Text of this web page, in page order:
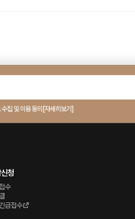
집 및 이용 동의 [자세히보기]
청
수
급접수